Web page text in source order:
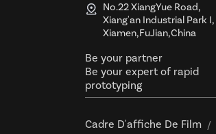
No.22 XiangYue Road,
Xiang'an Industrial Park I,
Xiamen,FuJian,China
Be your partner
Be your expert of rapid
prototyping
Cadre D'affiche De Film /